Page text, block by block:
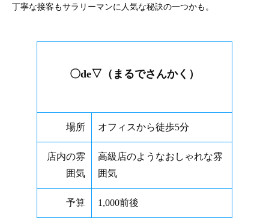
丁寧な接客もサラリーマンに人気な秘訣の一つかも。
〇de▽（まるでさんかく）
場所 オフィスから徒歩5分
店内の雰
囲気
高級店のようなおしゃれな雰
囲気
予算 1,000前後